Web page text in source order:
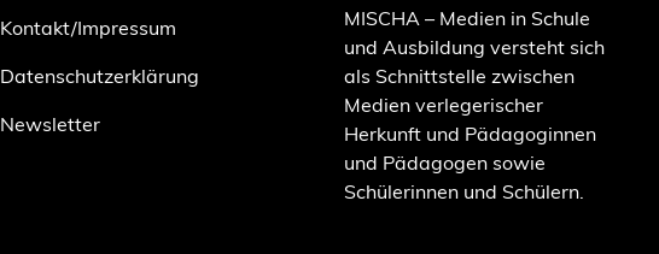
Kontakt/Impressum
Datenschutzerklärung
Newsletter
MISCHA – Medien in Schule
und Ausbildung versteht sich
als Schnittstelle zwischen
Medien verlegerischer
Herkunft und Pädagoginnen
und Pädagogen sowie
Schülerinnen und Schülern.